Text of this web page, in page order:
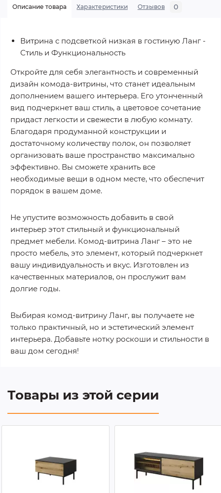
Описание товара Характеристики Отзывов 0
Витрина с подсветкой низкая в гостиную Ланг -
Стиль и Функциональность
Откройте для себя элегантность и современный
дизайн комода-витрины, что станет идеальным
дополнением вашего интерьера. Его утонченный
вид подчеркнет ваш стиль, а цветовое сочетание
придаст легкости и свежести в любую комнату.
Благодаря продуманной конструкции и
достаточному количеству полок, он позволяет
организовать ваше пространство максимально
эффективно. Вы сможете хранить все
необходимые вещи в одном месте, что обеспечит
порядок в вашем доме.
Не упустите возможность добавить в свой
интерьер этот стильный и функциональный
предмет мебели. Комод-витрина Ланг – это не
просто мебель, это элемент, который подчеркнет
вашу индивидуальность и вкус. Изготовлен из
качественных материалов, он прослужит вам
долгие годы.
Выбирая комод-витрину Ланг, вы получаете не
только практичный, но и эстетический элемент
интерьера. Добавьте нотку роскоши и стильности в
ваш дом сегодня!
Товары из этой серии